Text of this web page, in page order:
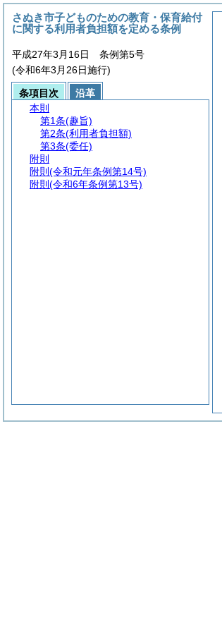
さぬき市子どものための教育・保育給付
に関する利用者負担額を定める条例
平成27年3月16日 条例第5号
(令和6年3月26日施行)
条項目次
沿革
本則
第1条(趣旨)
第2条(利用者負担額)
第3条(委任)
附則
附則 (令和元年条例第14号)
附則 (令和6年条例第13号)